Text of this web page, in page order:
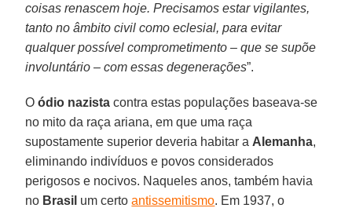
coisas renascem hoje. Precisamos estar vigilantes,
tanto no âmbito civil como eclesial, para evitar
qualquer possível comprometimento – que se supõe
involuntário – com essas degenerações”.
Oódio nazista contra estas populações baseava-se
no mito da raça ariana, em que uma raça
supostamente superior deveria habitar a Alemanha,
eliminando indivíduos e povos considerados
perigosos e nocivos. Naqueles anos, também havia
no Brasil um certoantissemitismo. Em 1937, o